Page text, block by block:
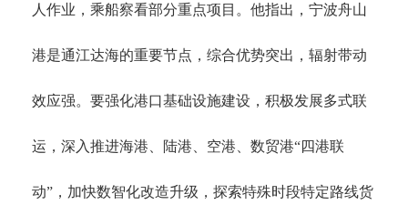
人作业，乘船察看部分重点项目。他指出，宁波舟山
港是通江达海的重要节点，综合优势突出，辐射带动
效应强。要强化港口基础设施建设，积极发展多式联
运，深入推进海港、陆港、空港、数贸港“四港联
动”，加快数智化改造升级，探索特殊时段特定路线货